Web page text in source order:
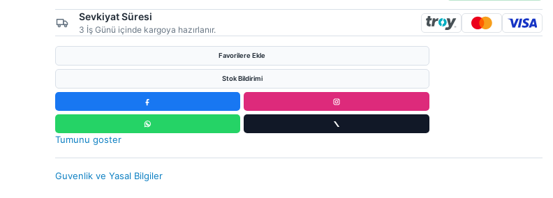
Sevkiyat Süresi
3 İş Günü içinde kargoya hazırlanır.
Favorilere Ekle
Stok Bildirimi
Tumunu goster
Guvenlik ve Yasal Bilgiler